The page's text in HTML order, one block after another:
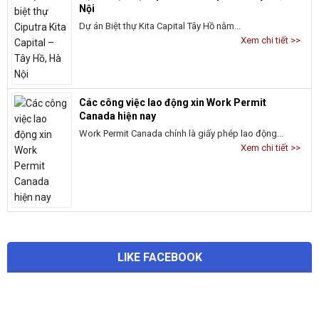
Nội
Dự án Biệt thự Kita Capital Tây Hồ nằm...
Xem chi tiết >>
Các công việc lao động xin Work Permit
Canada hiện nay
Work Permit Canada chính là giấy phép lao động...
Xem chi tiết >>
LIKE FACEBOOK